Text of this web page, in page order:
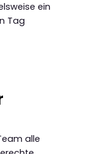
ein
Tag
alle